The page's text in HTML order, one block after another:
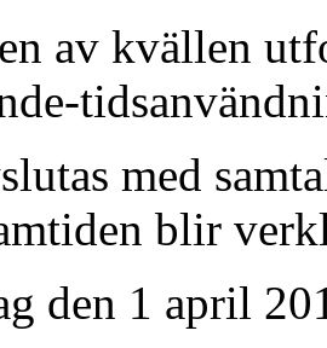
av kvällen
med
blir
den 1 april